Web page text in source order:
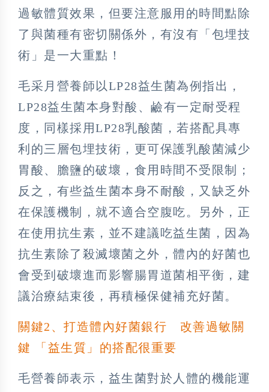
過敏體質效果，但要注意服用的時間點除
了與菌種有密切關係外，有沒有「包埋技
術」是一大重點！
毛采月營養師以LP28益生菌為例指出，
LP28益生菌本身對酸、鹼有一定耐受程
度，同樣採用LP28乳酸菌，若搭配具專
利的三層包埋技術，更可保護乳酸菌減少
胃酸、膽鹽的破壞，食用時間不受限制；
反之，有些益生菌本身不耐酸，又缺乏外
在保護機制，就不適合空腹吃。另外，正
在使用抗生素，並不建議吃益生菌，因為
抗生素除了殺滅壞菌之外，體內的好菌也
會受到破壞進而影響腸胃道菌相平衡，建
議治療結束後，再積極保健補充好菌。
關鍵2、打造體內好菌銀行 改善過敏關
鍵 「益生質」的搭配很重要
毛營養師表示，益生菌對於人體的機能運